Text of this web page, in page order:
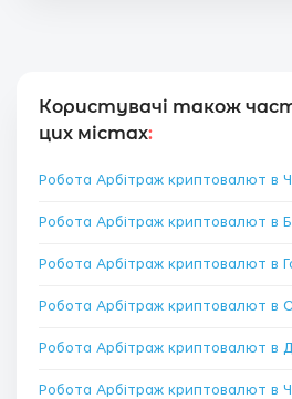
Користувачі також
цих містах:
Робота Арбітраж криптовалют в
Робота Арбітраж криптовалют в
Робота Арбітраж криптовалют в
Робота Арбітраж криптовалют в
Робота Арбітраж криптовалют в
Робота Арбітраж криптовалют в